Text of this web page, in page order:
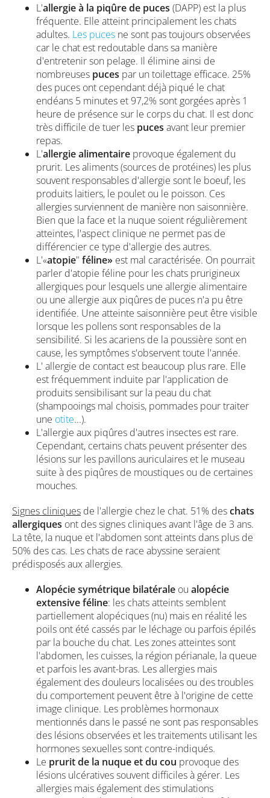
L'allergie à la piqûre de puces (DAPP) est la plus
fréquente. Elle atteint principalement les chats
adultes. Les puces ne sont pas toujours observées
car le chat est redoutable dans sa manière
d'entretenir son pelage. Il élimine ainsi de
nombreuses puces par un toilettage efficace. 25%
des puces ont cependant déjà piqué le chat
endéans 5 minutes et 97,2% sont gorgées après 1
heure de présence sur le corps du chat. Il est donc
très difficile de tuer les puces avant leur premier
repas.
L'allergie alimentaire provoque également du
prurit. Les aliments (sources de protéines) les plus
souvent responsables d'allergie sont le boeuf, les
produits laitiers, le poulet ou le poisson. Ces
allergies surviennent de manière non saisonnière.
Bien que la face et la nuque soient régulièrement
atteintes, l'aspect clinique ne permet pas de
différencier ce type d'allergie des autres.
L'«atopie" féline» est mal caractérisée. On pourrait
parler d'atopie féline pour les chats prurigineux
allergiques pour lesquels une allergie alimentaire
ou une allergie aux piqûres de puces n'a pu être
identifiée. Une atteinte saisonnière peut être visible
lorsque les pollens sont responsables de la
sensibilité. Si les acariens de la poussière sont en
cause, les symptômes s'observent toute l'année.
L' allergie de contact est beaucoup plus rare. Elle
est fréquemment induite par l'application de
produits sensibilisant sur la peau du chat
(shampooings mal choisis, pommades pour traiter
une otite...).
L'allergie aux piqûres d'autres insectes est rare.
Cependant, certains chats peuvent présenter des
lésions sur les pavillons auriculaires et le museau
suite à des piqûres de moustiques ou de certaines
mouches.
Signes cliniques de l'allergie chez le chat. 51% deschats
allergiques ont des signes cliniques avant l'âge de 3 ans.
La tête, la nuque et l'abdomen sont atteints dans plus de
50% des cas. Les chats de race abyssine seraient
prédisposés aux allergies.
Alopécie symétrique bilatérale ou alopécie
extensive féline: les chats atteints semblent
partiellement alopéciques (nu) mais en réalité les
poils ont été cassés par le léchage ou parfois épilés
par la bouche du chat. Les zones atteintes sont
l'abdomen, les cuisses, la région périanale, la queue
et parfois les avant-bras. Les allergies mais
également des douleurs localisées ou des troubles
du comportement peuvent être à l'origine de cette
image clinique. Les problèmes hormonaux
mentionnés dans le passé ne sont pas responsables
des lésions observées et les traitements utilisant les
hormones sexuelles sont contre-indiqués.
Le prurit de la nuque et du cou provoque des
lésions ulcératives souvent difficiles à gérer. Les
allergies mais également des stimulations